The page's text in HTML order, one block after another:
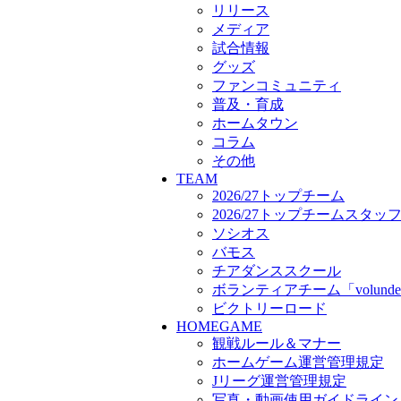
ボランティアチーム「
ビクトリーロード
HOMEGAME
観戦ルール＆マナー
ホームゲーム運営管理規定
Jリーグ運営管理規定
写真・動画使用ガイドライン
ロートフィールド奈良
SCHEDULE
2026/27
練習見学時のファンサービス
TICKET
奈良クラブ明治安田J3リーグ
奈良クラブ明治安田Ｊ3リー
観戦ルール＆マナー
FANCOMMUNITY
2026/27ファンコミュニティ
サポートショップ
GOODS
オフィシャルストア（実店舗
オンラインストア
ACADEMY
リリース
メディア
試合情報
グッズ
ファンコミュニティ
普及・育成
ホームタウン
コラム
その他
TEAM
2026/27トップチーム
2026/27トップチームスタッフ
ソシオス
バモス
チアダンススクール
ボランティアチーム「
ビクトリーロード
HOMEGAME
観戦ルール＆マナー
ホームゲーム運営管理規定
Jリーグ運営管理規定